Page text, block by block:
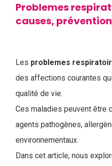
Problemes
causes,
Les problemes
des affections courantes
qualité de vie.
Ces maladies peuvent être
agents pathogènes,
environnementaux.
Dans cet article, nous